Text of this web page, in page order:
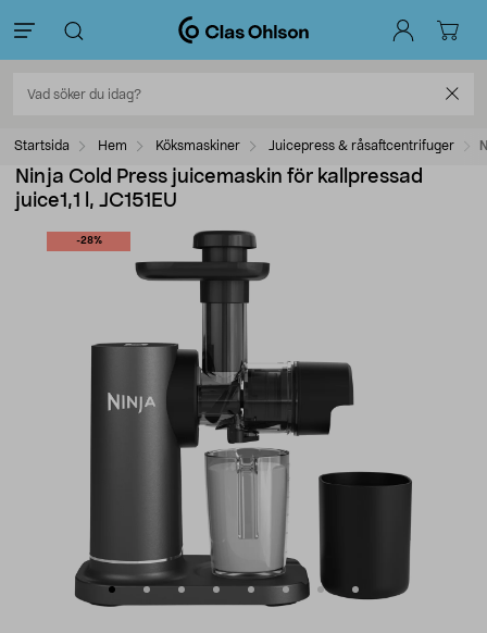
Startsida Hem Köksmaskiner Juicepress & råsaftcentrifuger
Ninja Cold Press juicemaskin för kallpressad
juice1,1 l, JC151EU
-28%